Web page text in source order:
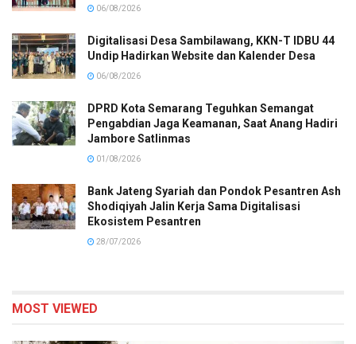
06/08/2026
Digitalisasi Desa Sambilawang, KKN-T IDBU 44
Undip Hadirkan Website dan Kalender Desa
06/08/2026
DPRD Kota Semarang Teguhkan Semangat
Pengabdian Jaga Keamanan, Saat Anang Hadiri
Jambore Satlinmas
01/08/2026
Bank Jateng Syariah dan Pondok Pesantren Ash
Shodiqiyah Jalin Kerja Sama Digitalisasi
Ekosistem Pesantren
28/07/2026
MOST VIEWED